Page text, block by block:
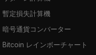
暫定損失計算機
暗号通貨コンバーター
Bitcoin レインボーチャート